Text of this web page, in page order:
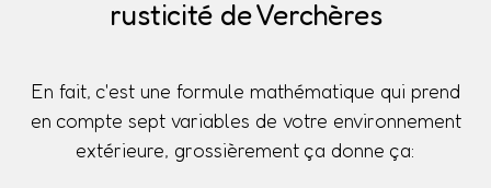
rusticité de Verchères
En fait, c'est une formule mathématique qui prend
en compte sept variables de votre environnement
extérieure, grossièrement ça donne ça: